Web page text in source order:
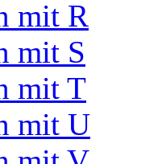
mit R
mit S
mit T
mit U